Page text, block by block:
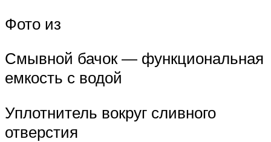
Фото из
Смывной бачок — функциональная
емкость с водой
Уплотнитель вокруг сливного
отверстия